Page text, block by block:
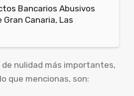
Bancarios Abusivos
Gran Canaria, Las
de nulidad más importantes,
que mencionas, son: